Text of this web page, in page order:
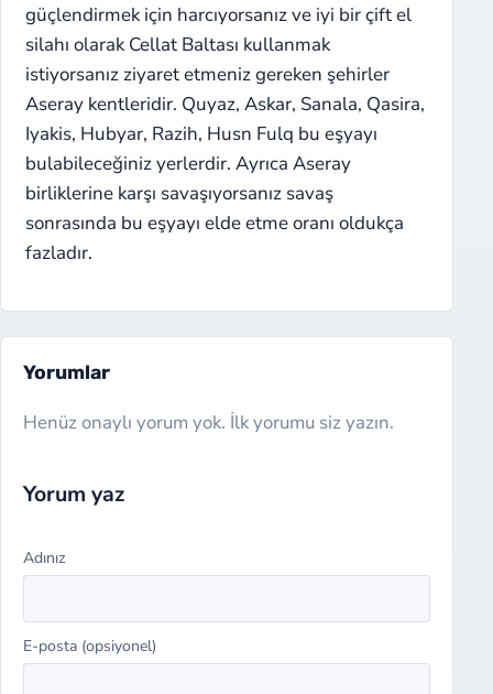
güçlendirmek için harcıyorsanız ve iyi bir çift el
silahı olarak Cellat Baltası kullanmak
istiyorsanız ziyaret etmeniz gereken şehirler
Aseray kentleridir. Quyaz, Askar, Sanala, Qasira,
Iyakis, Hubyar, Razih, Husn Fulq bu eşyayı
bulabileceğiniz yerlerdir. Ayrıca Aseray
birliklerine karşı savaşıyorsanız savaş
sonrasında bu eşyayı elde etme oranı oldukça
fazladır.
Yorumlar
Henüz onaylı yorum yok. İlk yorumu siz yazın.
Yorum yaz
Adınız
E-posta (opsiyonel)